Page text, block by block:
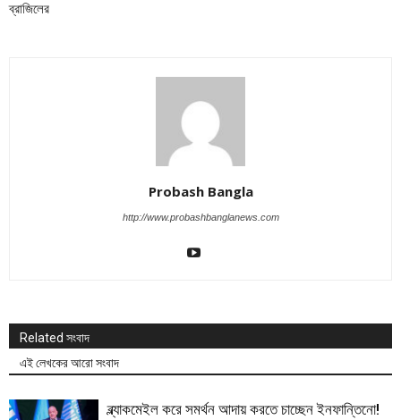
ব্রাজিলের
Probash Bangla
http://www.probashbanglanews.com
Related সংবাদ
এই লেখকের আরো সংবাদ
ব্ল্যাকমেইল করে সমর্থন আদায় করতে চাচ্ছেন ইনফান্তিনো!